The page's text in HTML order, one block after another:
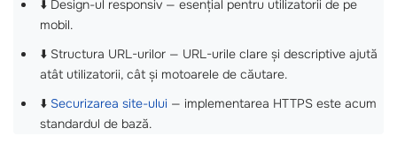
⬇️ Design-ul responsiv — esențial pentru utilizatorii de pe
mobil.
⬇️ Structura URL-urilor — URL-urile clare și descriptive ajută
atât utilizatorii, cât și motoarele de căutare.
⬇️ Securizarea site-ului — implementarea HTTPS este acum
standardul de bază.